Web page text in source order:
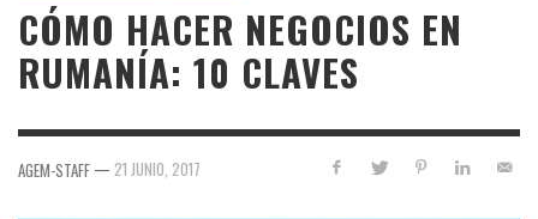
CÓMO HACER NEGOCIOS EN
RUMANÍA: 10 CLAVES
AGEM-STAFF — 21 JUNIO, 2017